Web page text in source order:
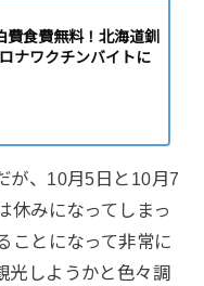
食費無料！北海道釧
ナワクチンバイトに
が、10月5日と10月7
休みになってしまっ
ことになって非常に
光しようかと色々調